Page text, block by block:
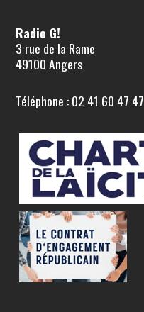
Radio G!
3 rue de la Rame
49100 Angers
Téléphone : 02 41 60 47 47